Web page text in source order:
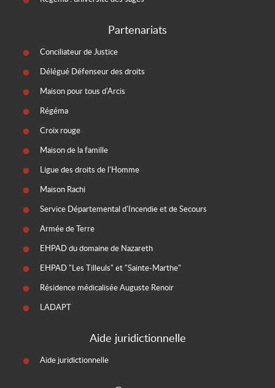
Partenariats
Conciliateur de Justice
Délégué Défenseur des droits
Maison pour tous d'Arcis
Régéma
Croix rouge
Maison de la famille
Ligue des droits de l'Homme
Maison Rachi
Service Départemental d'Incendie et de Secours
Armée de Terre
EHPAD du domaine de Nazareth
EHPAD "Les Tilleuls" et "Sainte-Marthe"
Résidence médicalisée Auguste Renoir
LADAPT
Aide juridictionnelle
Aide juridictionnelle